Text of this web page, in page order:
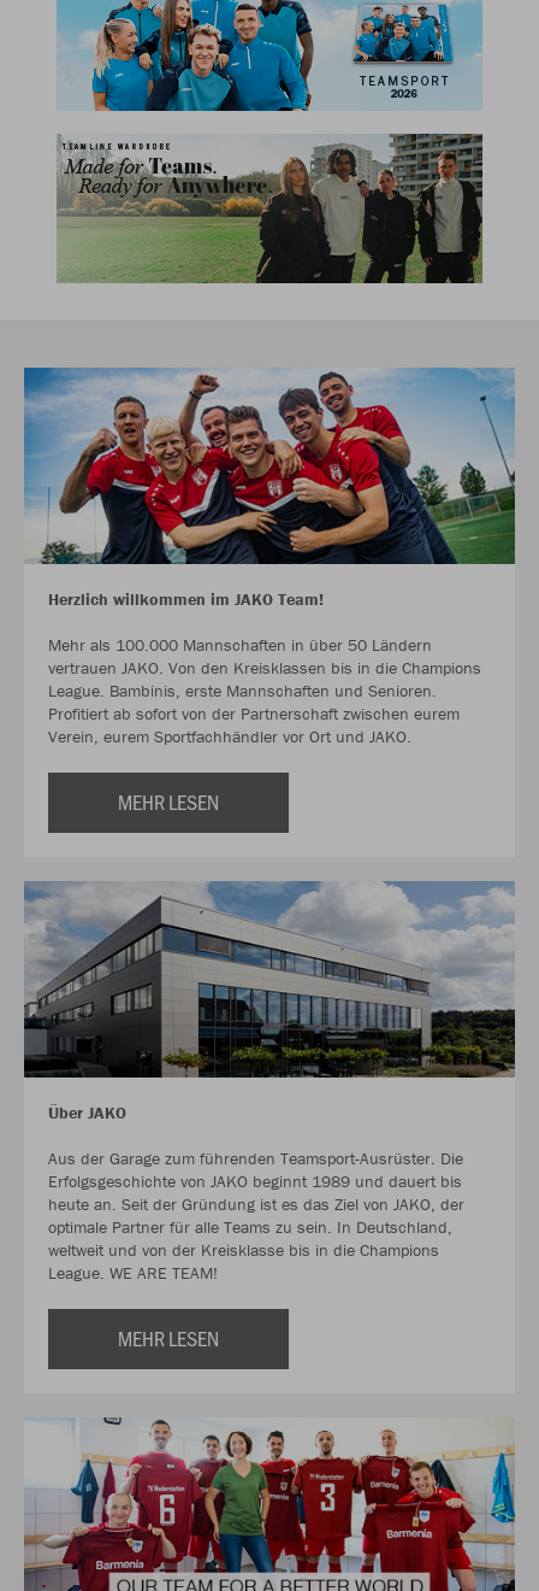
Herzlich willkommen im JAKO Team!
Mehr als 100.000 Mannschaften in über 50 Ländern
vertrauen JAKO. Von den Kreisklassen bis in die Champions
League. Bambinis, erste Mannschaften und Senioren.
Profitiert ab sofort von der Partnerschaft zwischen eurem
Verein, eurem Sportfachhändler vor Ort und JAKO.
MEHR LESEN
Über JAKO
Aus der Garage zum führenden Teamsport-Ausrüster. Die
Erfolgsgeschichte von JAKO beginnt 1989 und dauert bis
heute an. Seit der Gründung ist es das Ziel von JAKO, der
optimale Partner für alle Teams zu sein. In Deutschland,
weltweit und von der Kreisklasse bis in die Champions
League. WE ARE TEAM!
MEHR LESEN